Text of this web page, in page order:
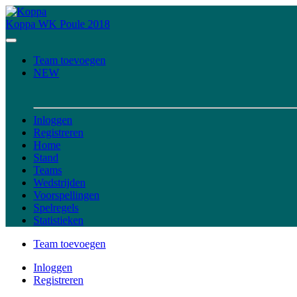
Koppa WK Poule 2018
Team toevoegen
NEW
Inloggen
Registreren
Home
Stand
Teams
Wedstrijden
Voorspellingen
Spelregels
Statistieken
Team toevoegen
Inloggen
Registreren